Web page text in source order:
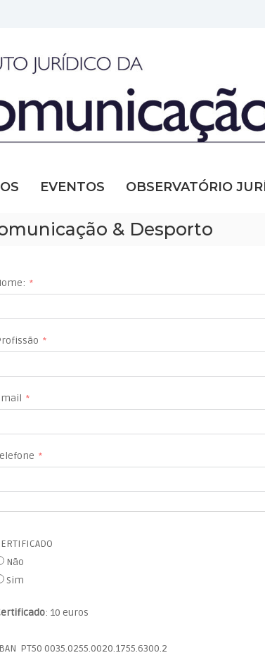
EVENTOS OBSERVATÓRIO
& Desporto
Não
Sim
: 10 euros
PT50 0035.0255.0020.1755.6300.2